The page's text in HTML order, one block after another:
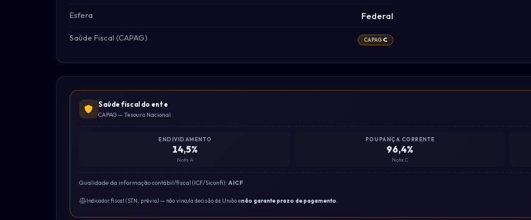
Esfera Federal
Saúde Fiscal (CAPAG) CAPAG C
Saúde fiscal do ente
CAPAG — Tesouro Nacional
ENDIVIDAMENTO
14,5%
Nota A
POUPANÇA CORRENTE
96,4%
Nota C
Qualidade da informação contábil/fiscal (ICF/Siconfi):AICF
Indicador fiscal (STN, prévia) — não vincula decisão da União enão garante prazo de pagamento